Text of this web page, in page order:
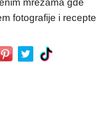
mrežama gde
fotografije i recepte